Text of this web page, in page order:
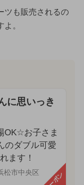
ツも販売されるの
。
に思いっき
OK☆お子さま
のダブル可愛
ます！
松市中央区